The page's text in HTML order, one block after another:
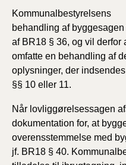
Kommunalbestyrelsens
behandling af
af BR18 § 36, og vil derfor
omfatte en behandling af
oplysninger, der
§§ 10 eller 11.
Når lovliggørelsessagen
dokumentation for, at
overensstemmelse med
jf. BR18 § 40.